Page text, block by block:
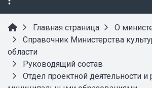
Главная страница
О
Справочник Министерства
области
Руководящий состав
Отдел проектной деятельности и